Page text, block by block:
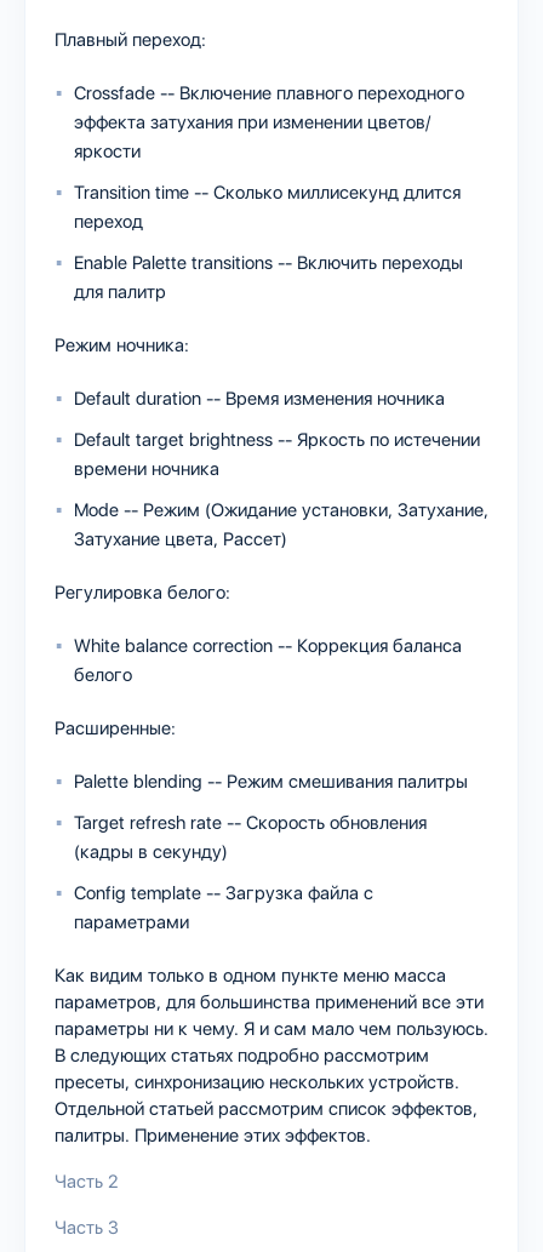
Плавный переход:
Crossfade -- Включение плавного переходного
эффекта затухания при изменении цветов/
яркости
Transition time -- Сколько миллисекунд длится
переход
Enable Palette transitions -- Включить переходы
для палитр
Режим ночника:
Default duration -- Время изменения ночника
Default target brightness -- Яркость по истечении
времени ночника
Mode -- Режим (Ожидание установки, Затухание,
Затухание цвета, Рассет)
Регулировка белого:
White balance correction -- Коррекция баланса
белого
Расширенные:
Palette blending -- Режим смешивания палитры
Target refresh rate -- Скорость обновления
(кадры в секунду)
Config template -- Загрузка файла с
параметрами
Как видим только в одном пункте меню масса
параметров, для большинства применений все эти
параметры ни к чему. Я и сам мало чем пользуюсь.
В следующих статьях подробно рассмотрим
пресеты, синхронизацию нескольких устройств.
Отдельной статьей рассмотрим список эффектов,
палитры. Применение этих эффектов.
Часть 2
Часть 3